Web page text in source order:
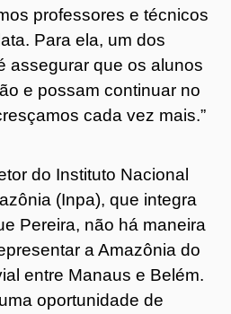
professores e técnicos
Para ela, um dos
assegurar que os alunos
e possam continuar no
cada vez mais.”
do Instituto Nacional
(Inpa), que integra
Pereira, não há maneira
a Amazônia do
entre Manaus e Belém.
oportunidade de